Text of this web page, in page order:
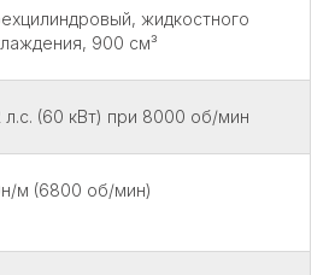
жидкостного
900 см³
л.с. (60 кВт) при 8000 об/мин
м (6800 об/мин)